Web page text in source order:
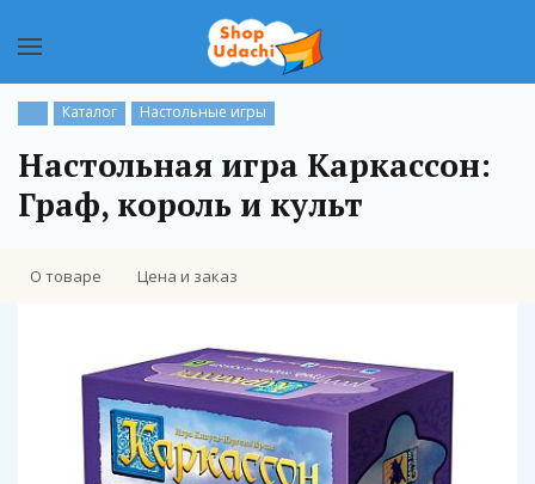
Каталог Настольные игры
Настольная игра Каркассон:
Граф, король и культ
О товаре Цена и заказ